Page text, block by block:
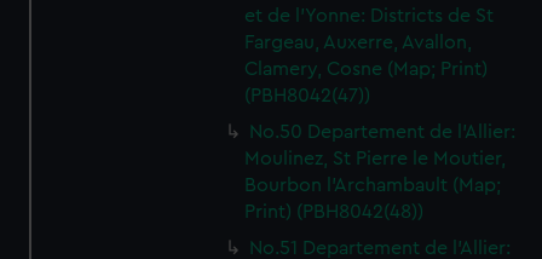
et de l'Yonne: Districts de St
Fargeau, Auxerre, Avallon,
Clamery, Cosne (Map; Print)
(PBH8042(47))
No.50 Departement de l'Allier:
Moulinez, St Pierre le Moutier,
Bourbon l'Archambault (Map;
Print) (PBH8042(48))
No.51 Departement de l'Allier: